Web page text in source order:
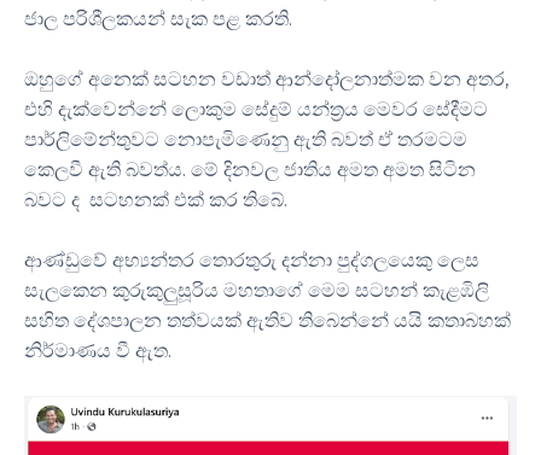
ජාල පරිශීලකයන් සැක පළ කරති.
ඔහුගේ අනෙක් සටහන වඩාත් ආන්දෝලනාත්මක වන අතර,
එහි දැක්වෙන්නේ ලොකුම සේදුම් යන්ත්‍රය මෙවර සේදීමට
පාර්ලිමේන්තුවට නොපැමිණෙනු ඇති බවත් ඒ තරමටම
කෙලවී ඇති බවත්ය. මේ දිනවල ජාතිය අමත අමත සිටින
බවට ද සටහනක් එක් කර තිබේ.
ආණ්ඩුවේ අභ්‍යන්තර තොරතුරු දන්නා පුද්ගලයෙකු ලෙස
සැලකෙන කුරුකුලුසූරිය මහතාගේ මෙම සටහන් කැළඹිලි
සහිත දේශපාලන තත්වයක් ඇතිව තිබෙන්නේ යයි කතාබහක්
නිර්මාණය වී ඇත.